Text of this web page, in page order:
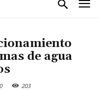
de agua
0 203